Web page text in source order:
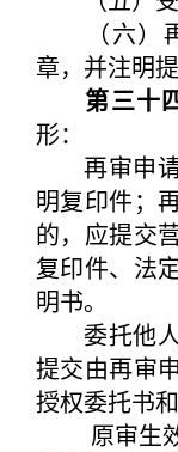
（六）再
章，并注明
第三十
形：
再审申请
明复印件；
的，应提交
复印件、法
明书。
委托他人
提交由再审
授权委托书
原审生效